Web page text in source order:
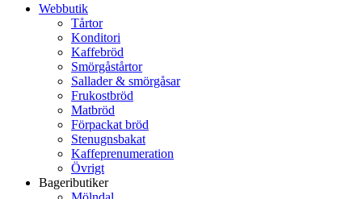
Webbutik
Tårtor
Konditori
Kaffebröd
Smörgåstårtor
Sallader & smörgåsar
Frukostbröd
Matbröd
Förpackat bröd
Stenugnsbakat
Kaffeprenumeration
Övrigt
Bageributiker